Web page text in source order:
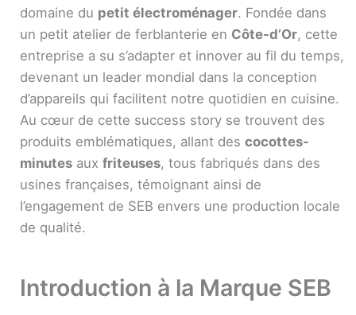
domaine du petit électroménager. Fondée dans
un petit atelier de ferblanterie en Côte-d’Or, cette
entreprise a su s’adapter et innover au fil du temps,
devenant un leader mondial dans la conception
d’appareils qui facilitent notre quotidien en cuisine.
Au cœur de cette success story se trouvent des
produits emblématiques, allant des cocottes-
minutes aux friteuses, tous fabriqués dans des
usines françaises, témoignant ainsi de
l’engagement de SEB envers une production locale
de qualité.
Introduction à la Marque SEB